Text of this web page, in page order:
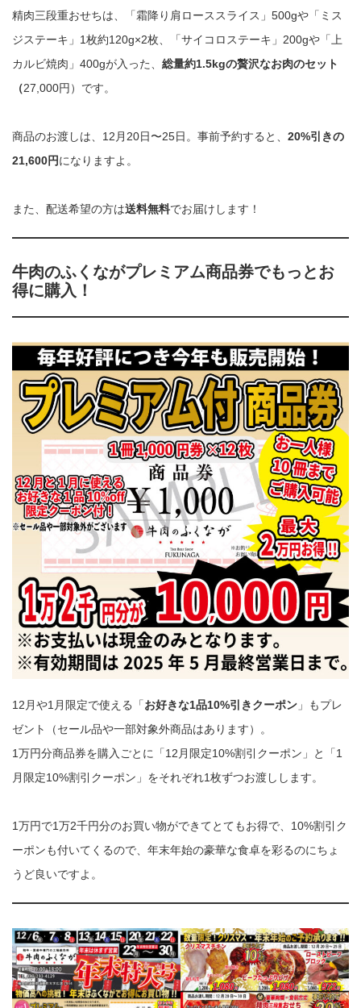
精肉三段重おせちは、「霜降り肩ローススライス」500gや「ミス
ジステーキ」1枚約120g×2枚、「サイコロステーキ」200gや「上
カルビ焼肉」400gが入った、 総量約1.5kgの贅沢なお肉のセット
（27,000円）です。
商品のお渡しは、12月20日〜25日。事前予約すると、 20%引きの
21,600円になりますよ。
また、配送希望の方は送料無料でお届けします！
牛肉のふくながプレミアム商品券でもっとお
得に購入！
12月や1月限定で使える「お好きな1品10%引きクーポン 」もプレ
ゼント（セール品や一部対象外商品はあります）。
1万円分商品券を購入ごとに「12月限定10%割引クーポン」と「1
月限定10%割引クーポン」をそれぞれ1枚ずつお渡しします。
1万円で1万2千円分のお買い物ができてとてもお得で、10%割引ク
ーポンも付いてくるので、年末年始の豪華な食卓を彩るのにちょ
うど良いですよ。